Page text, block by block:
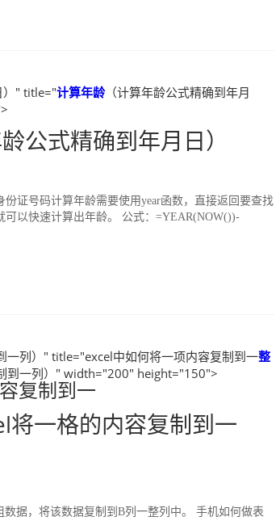
）" title="计算年龄（计算年龄公式精确到年月
公式精确到年月日）
证号码计算年龄需要使用year函数，直接返回要查找
以快速计算出年龄。 公式：=YEAR(NOW())-
一列）" title="excel中如何将一项内容复制到一整
到一列）" width="200" height="150">
复制到一
将一格的内容复制到一
据，将该数据复制到B列一整列中。 手机如何做表